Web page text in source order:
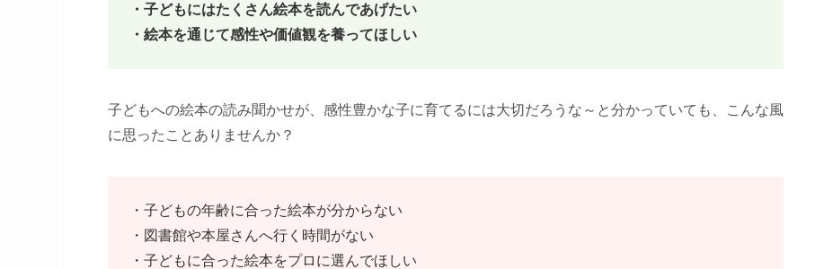
・子どもにはたくさん絵本を読んであげたい
・絵本を通じて感性や価値観を養ってほしい
子どもへの絵本の読み聞かせが、感性豊かな子に育てるには大切だろうな～と分かっていても、こんな風
に思ったことありませんか？
・子どもの年齢に合った絵本が分からない
・図書館や本屋さんへ行く時間がない
・子どもに合った絵本をプロに選んでほしい